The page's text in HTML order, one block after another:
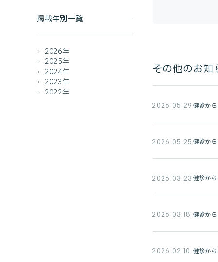
掲載年別一覧
2026年
2025年
2024年
2023年
2022年
その他のお知
2026.05.29 健診か
2026.05.25 健診か
2026.03.23 健診か
2026.03.18 健診か
2026.02.10 健診か